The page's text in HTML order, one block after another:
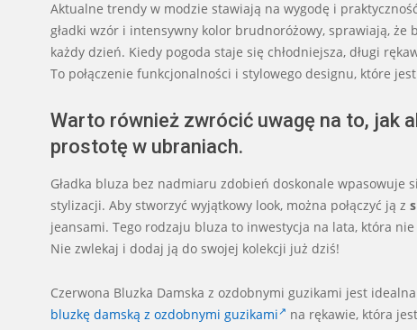
Aktualne trendy w modzie stawiają na wygodę i
gładki wzór i intensywny kolor brudnoróżowy, sprawiają, że
każdy dzień. Kiedy pogoda staje się chłodniejsza, długi
To połączenie funkcjonalności i stylowego designu, które
Warto również zwrócić uwagę na to, jak
prostotę w ubraniach.
Gładka bluza bez nadmiaru zdobień doskonale
stylizacji. Aby stworzyć wyjątkowy look, można połączyć ją z
jeansami. Tego rodzaju bluza to inwestycja na lata, która
Nie zwlekaj i dodaj ją do swojej kolekcji już dziś!
Czerwona Bluzka Damska z ozdobnymi guzikami jest
bluzkę damską z ozdobnymi guzikami
na rękawie, która